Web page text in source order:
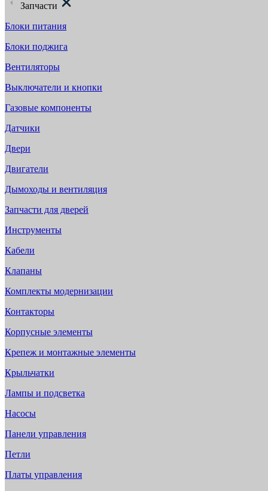
Запчасти
Блоки питания
Блоки поджига
Вентиляторы
Выключатели и кнопки
Газовые компоненты
Датчики
Двери
Двигатели
Дымоходы и вентиляция
Запчасти для дверей
Инструменты
Кабели
Клапаны
Комплекты модернизации
Контакторы
Корпусные элементы
Крепеж и монтажные элементы
Крыльчатки
Лампы и подсветка
Насосы
Панели управления
Петли
Платы управления